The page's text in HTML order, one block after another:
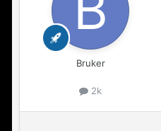
Bruker
2k